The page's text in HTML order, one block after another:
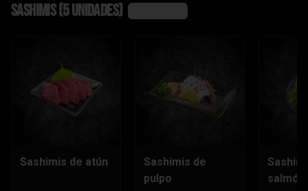
Sashimis (5 unidades)
Sashimis de atún
Sashimis de
pulpo
salmón